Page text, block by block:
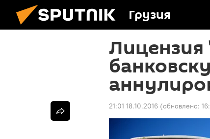
Грузия
Лицензия
21:01 18.10.2016 (обновлено: